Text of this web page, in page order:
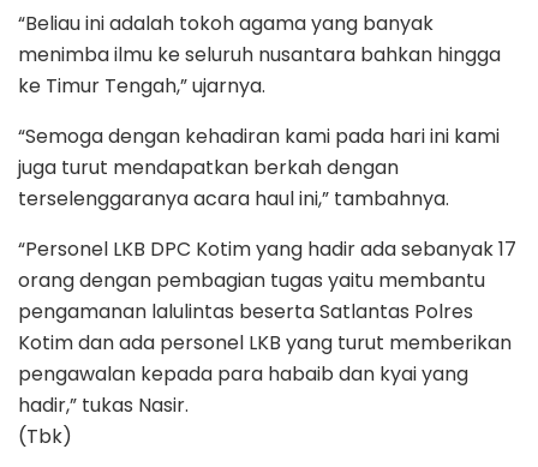
“Beliau ini adalah tokoh agama yang banyak
menimba ilmu ke seluruh nusantara bahkan hingga
ke Timur Tengah,” ujarnya.
“Semoga dengan kehadiran kami pada hari ini kami
juga turut mendapatkan berkah dengan
terselenggaranya acara haul ini,” tambahnya.
“Personel LKB DPC Kotim yang hadir ada sebanyak 17
orang dengan pembagian tugas yaitu membantu
pengamanan lalulintas beserta Satlantas Polres
Kotim dan ada personel LKB yang turut memberikan
pengawalan kepada para habaib dan kyai yang
hadir,” tukas Nasir.
(Tbk)